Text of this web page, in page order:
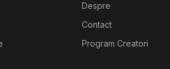
Despre
Contact
Program Creatori